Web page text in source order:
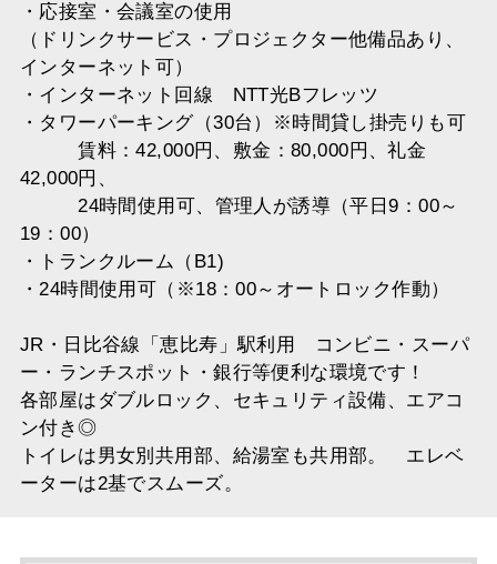
・応接室・会議室の使用
（ドリンクサービス・プロジェクター他備品あり、
インターネット可）
・インターネット回線 NTT光Bフレッツ
・タワーパーキング（30台）※時間貸し掛売りも可
賃料：42,000円、敷金：80,000円、礼金
42,000円、
24時間使用可、管理人が誘導（平日9：00～
19：00）
・トランクルーム（B1)
・24時間使用可（※18：00～オートロック作動）
JR・日比谷線「恵比寿」駅利用 コンビニ・スーパ
ー・ランチスポット・銀行等便利な環境です！
各部屋はダブルロック、セキュリティ設備、エアコ
ン付き◎
トイレは男女別共用部、給湯室も共用部。 エレベ
ーターは2基でスムーズ。